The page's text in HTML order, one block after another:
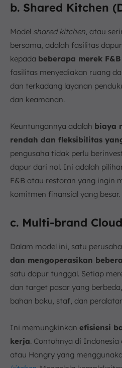
b. Shared Kitchen
Model shared kitchen, atau
bersama, adalah fasilitas
kepada beberapa merek
fasilitas menyediakan ruang
dan terkadang layanan
dan keamanan.
Keuntungannya adalah biaya
rendah dan fleksibilitas
pengusaha tidak perlu
dapur dari nol. Ini adalah
F&B atau restoran yang ingin
komitmen finansial yang besar.
c. Multi-brand
Dalam model ini, satu
dan mengoperasikan
satu dapur tunggal. Setiap
dan target pasar yang
bahan baku, staf, dan
Ini memungkinkan efisiensi
kerja. Contohnya di
atau Hangry yang